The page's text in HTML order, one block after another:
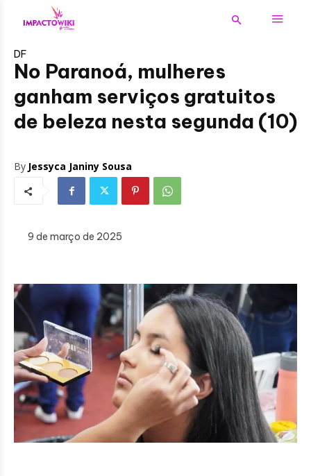
DF
No Paranoá, mulheres
ganham serviços gratuitos
de beleza nesta segunda (10)
By Jessyca Janiny Sousa
9 de março de 2025